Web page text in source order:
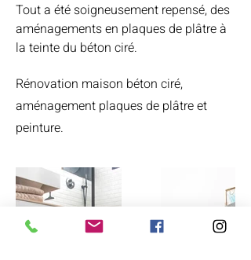
Tout a été soigneusement repensé, des
aménagements en plaques de plâtre à
la teinte du béton ciré.
Rénovation maison béton ciré,
aménagement plaques de plâtre et
peinture.